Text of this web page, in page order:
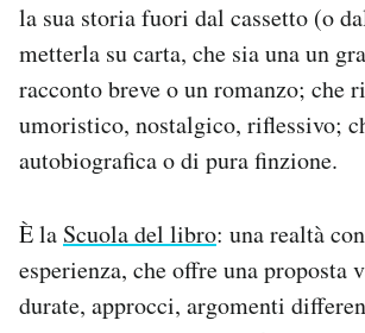
Area Personale
Newsletter
Notifiche mobile
Regala il Post
Hai bisogno di aiuto?
Esci
la sua storia fuori dal cassetto (o
metterla su carta, che sia una un
racconto breve o un romanzo; che
umoristico, nostalgico, riflessivo;
autobiografica o di pura finzione.
È la Scuola del libro: una realtà
esperienza, che offre una proposta
durate, approcci, argomenti